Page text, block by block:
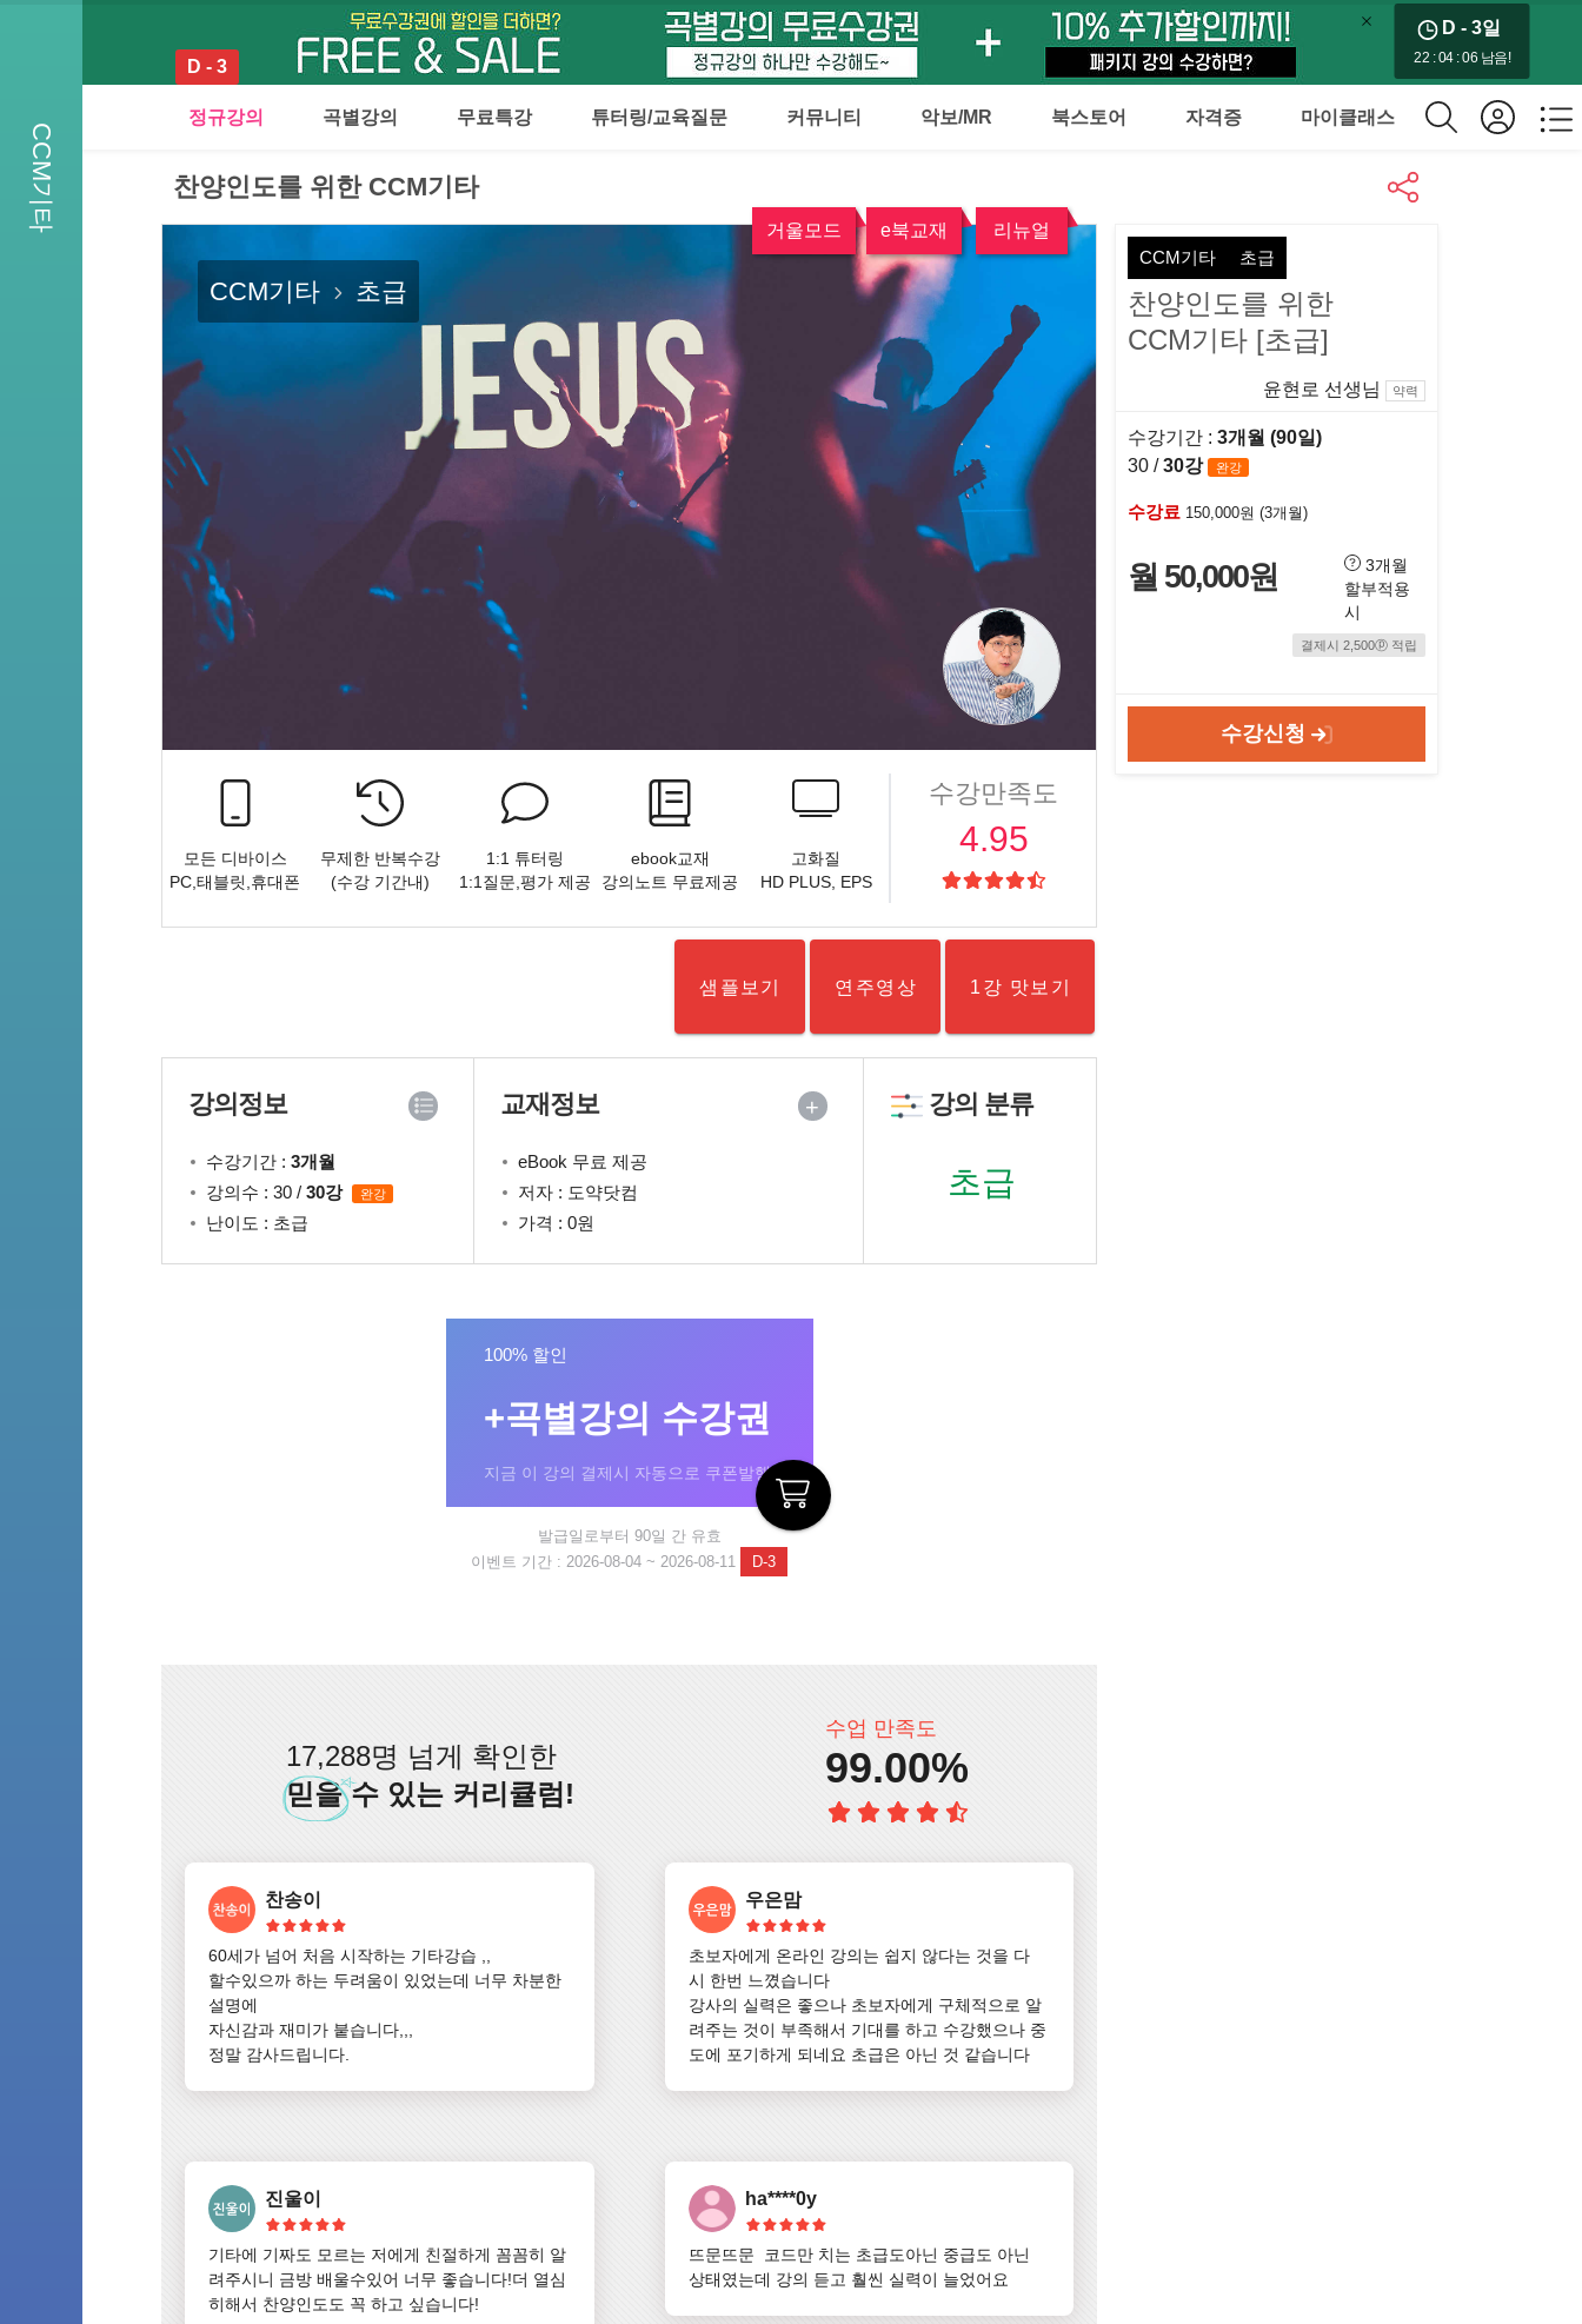
D - 3
D - 3일
22 : 04 : 04 남음!
정규강의 곡별강의 무료특강 튜터링/교육질문 커뮤니티 악보/MR 북스토어 자격증 마이클래스
CCM기타 찬양인도를 위한 CCM기타
리뉴얼
e북교재
거울모드
CCM기타 초급
모든 디바이스
PC,태블릿,휴대폰
무제한 반복수강
(수강 기간내)
1:1 튜터링
1:1질문,평가 제공
ebook교재
강의노트 무료제공
고화질
HD PLUS, EPS
수강만족도
4.95
샘플보기 연주영상 1강 맛보기
강의정보
수강기간 : 3개월
강의수 : 30 / 30강 완강
난이도 : 초급
교재정보 +
eBook 무료 제공
저자 : 도약닷컴
가격 : 0원
강의 분류
초급
100% 할인
+곡별강의 수강권
지금 이 강의 결제시 자동으로 쿠폰발행!
발급일로부터 90일 간 유효
이벤트 기간 : 2026-08-04 ~ 2026-08-11
D-3
17,288명 넘게 확인한
믿을수 있는 커리큘럼!
수업 만족도
99.00%
찬송이
60세가 넘어 처음 시작하는 기타강습 ,,
할수있으까 하는 두려움이 있었는데 너무 차분한
설명에
자신감과 재미가 붙습니다,,,
정말 감사드립니다.
우은맘
초보자에게 온라인 강의는 쉽지 않다는 것을 다
시 한번 느꼈습니다
강사의 실력은 좋으나 초보자에게 구체적으로 알
려주는 것이 부족해서 기대를 하고 수강했으나 중
도에 포기하게 되네요 초급은 아닌 것 같습니다
진울이
기타에 기짜도 모르는 저에게 친절하게 꼼꼼히 알
려주시니 금방 배울수있어 너무 좋습니다!더 열심
히해서 찬양인도도 꼭 하고 싶습니다!
ha****0y
뜨문뜨문  코드만 치는 초급도아닌 중급도 아닌
상태였는데 강의 듣고 훨씬 실력이 늘었어요
CCM기타 초급
찬양인도를 위한
CCM기타 [초급]
윤현로 선생님 약력
수강기간 : 3개월 (90일)
30 /30강 완강
수강료 150,000원 (3개월)
월 50,000원
3개월
할부적용
시
결제시 2,500ⓟ 적립
수강신청